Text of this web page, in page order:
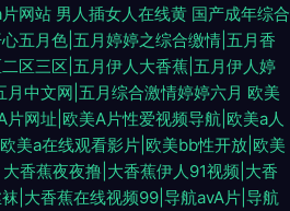
网站 男人插女人在线黄 国产成年综合
五月色|五月婷婷之综合缴情|五月香
区三区|五月伊人大香蕉|五月伊人婷
中文网|五月综合激情婷婷六月 欧美
网址|欧美A片性爱视频导航|欧美a人
美a在线观看影片|欧美bb性开放|欧美
大香蕉夜夜撸|大香蕉伊人91视频|大香
|大香蕉在线视频99|导航avA片|导航